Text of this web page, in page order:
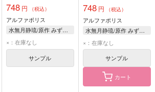
748 円 （税込）
アルファポリス
水無月静琉/原作 みずなともみ/漫画 やまかわ/キャラクター原案
×：在庫なし
サンプル
748円 （税込）
アルファポリス
水無月静琉/原作 みずなともみ/漫画 やまかわ/キャラクター原案
×：在庫なし
サンプル
カート